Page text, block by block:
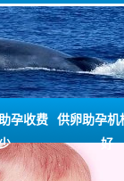
孕收费
供卵助孕机
好